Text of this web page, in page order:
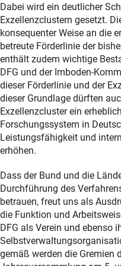
Dabei wird ein deutlicher
Exzellenzclustern gesetzt.
konsequenter Weise an die
betreute Förderlinie der
enthält zudem wichtige
DFG und der Imboden-
dieser Förderlinie und der
dieser Grundlage dürften
Exzellenzcluster ein
Forschungssystem in
Leistungsfähigkeit und
erhöhen.
Dass der Bund und die
Durchführung des
betrauen, freut uns als
die Funktion und
DFG als Verein und ebenso
gemäß werden die Gremien